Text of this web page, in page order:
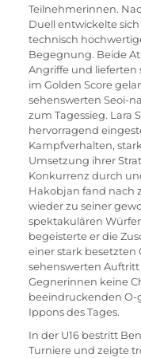
Teilnehmerinnen.
Duell entwickelte
technisch
Begegnung. Beide
Angriffe und lieferten
im Golden Score
sehenswerten Seoi-
zum Tagessieg. Lara
hervorragend
Kampfverhalten,
Umsetzung ihrer
Konkurrenz durch
Hakobjan fand nach
wieder zu seiner
spektakulären
begeisterte er die
einer stark besetzten
sehenswerten Auftritt
Gegnerinnen keine
beeindruckenden O-
Ippons des Tages.
In der U16 bestritt
Turniere und zeigte